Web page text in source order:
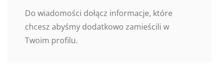
Do wiadomości dołącz informacje, które
chcesz abyśmy dodatkowo zamieścili w
Twoim profilu.